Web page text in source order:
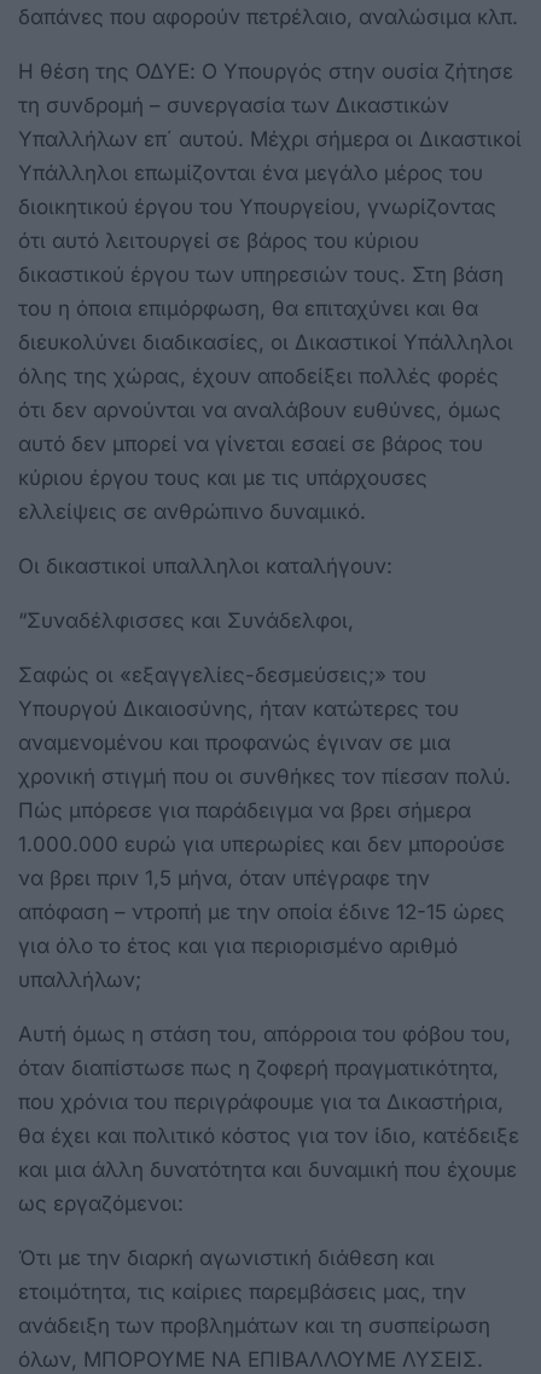
δαπάνες που αφορούν πετρέλαιο, αναλώσιμα κλπ.
Η θέση της ΟΔΥΕ: Ο Υπουργός στην ουσία ζήτησε
τη συνδρομή – συνεργασία των Δικαστικών
Υπαλλήλων επ΄ αυτού. Μέχρι σήμερα οι Δικαστικοί
Υπάλληλοι επωμίζονται ένα μεγάλο μέρος του
διοικητικού έργου του Υπουργείου, γνωρίζοντας
ότι αυτό λειτουργεί σε βάρος του κύριου
δικαστικού έργου των υπηρεσιών τους. Στη βάση
του η όποια επιμόρφωση, θα επιταχύνει και θα
διευκολύνει διαδικασίες, οι Δικαστικοί Υπάλληλοι
όλης της χώρας, έχουν αποδείξει πολλές φορές
ότι δεν αρνούνται να αναλάβουν ευθύνες, όμως
αυτό δεν μπορεί να γίνεται εσαεί σε βάρος του
κύριου έργου τους και με τις υπάρχουσες
ελλείψεις σε ανθρώπινο δυναμικό.
Οι δικαστικοί υπαλληλοι καταλήγουν:
“Συναδέλφισσες και Συνάδελφοι,
Σαφώς οι «εξαγγελίες-δεσμεύσεις;» του
Υπουργού Δικαιοσύνης, ήταν κατώτερες του
αναμενομένου και προφανώς έγιναν σε μια
χρονική στιγμή που οι συνθήκες τον πίεσαν πολύ.
Πώς μπόρεσε για παράδειγμα να βρει σήμερα
1.000.000 ευρώ για υπερωρίες και δεν μπορούσε
να βρει πριν 1,5 μήνα, όταν υπέγραφε την
απόφαση – ντροπή με την οποία έδινε 12-15 ώρες
για όλο το έτος και για περιορισμένο αριθμό
υπαλλήλων;
Αυτή όμως η στάση του, απόρροια του φόβου του,
όταν διαπίστωσε πως η ζοφερή πραγματικότητα,
που χρόνια του περιγράφουμε για τα Δικαστήρια,
θα έχει και πολιτικό κόστος για τον ίδιο, κατέδειξε
και μια άλλη δυνατότητα και δυναμική που έχουμε
ως εργαζόμενοι:
Ότι με την διαρκή αγωνιστική διάθεση και
ετοιμότητα, τις καίριες παρεμβάσεις μας, την
ανάδειξη των προβλημάτων και τη συσπείρωση
όλων, ΜΠΟΡΟΥΜΕ ΝΑ ΕΠΙΒΑΛΛΟΥΜΕ ΛΥΣΕΙΣ.